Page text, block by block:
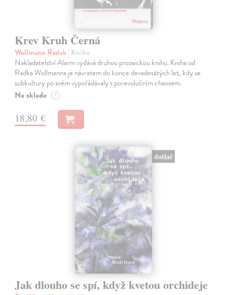
Krev Kruh Černá
Wollmann Radek| Kniha
Nakladatelství Alarm vydává druhou prozaickou knihu. Kniha od
Radka Wollmanna je návratem do konce devadesátých let, kdy se
subkultury po svém vypořádávaly s porevolučním chaosem.
Na sklade ?
18,80 €
dotlač
Jak dlouho se spí, když kvetou orchideje